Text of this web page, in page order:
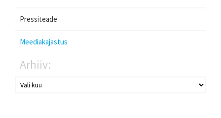
Pressiteade
Meediakajastus
Arhiiv: